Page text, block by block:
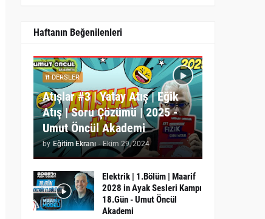
Haftanın Beğenilenleri
DERSLER
Atışlar #3 | Yatay Atış | Eğik
Atış | Soru Çözümü | 2025 -
Umut Öncül Akademi
by Eğitim Ekranı - Ekim 29, 2024
Elektrik | 1.Bölüm | Maarif
2028 in Ayak Sesleri Kampı
18.Gün - Umut Öncül
Akademi